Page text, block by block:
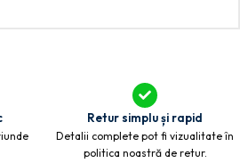
Retur simplu și rapid
Detalii complete pot fi vizualitate în
politica noastră de retur.